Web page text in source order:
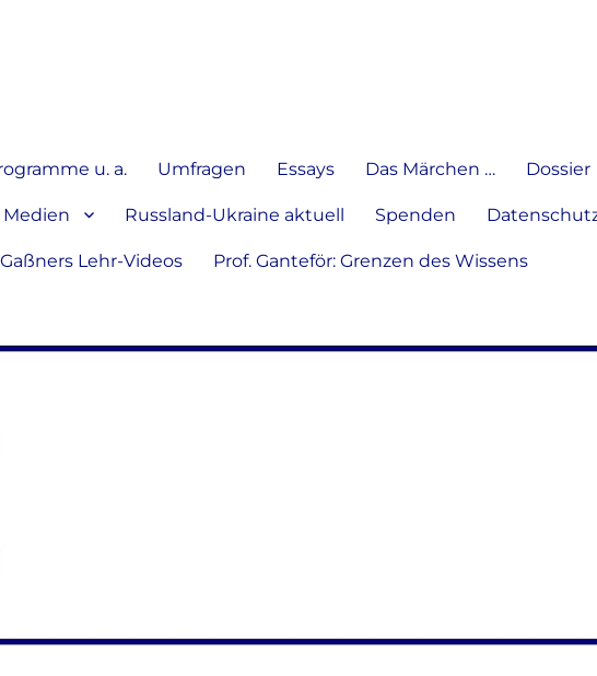
u. a. Umfragen Essays Das Märchen … Dossier
Medien Russland-Ukraine aktuell Spenden
Lehr-Videos Prof. Ganteför: Grenzen des Wissens